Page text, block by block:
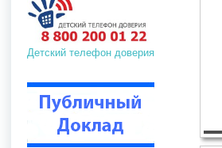
Детский телефон доверия